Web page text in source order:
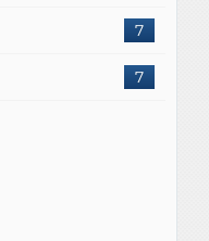
7
7